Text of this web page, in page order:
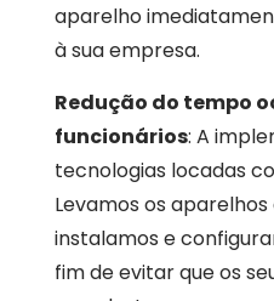
aparelho
à sua empresa.
Redução do tempo
funcionários: A
tecnologias locadas
Levamos os
instalamos e
fim de evitar que os